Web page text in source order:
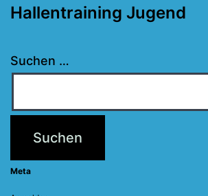
Hallentraining Jugend
Suchen …
Meta